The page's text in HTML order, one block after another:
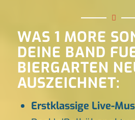
WAS 1 MORE
DEINE BAND
BIERGARTEN
AUSZEICHNET:
Erstklassige Live-